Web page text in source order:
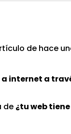
de hace
a internet a
de ¿tu web